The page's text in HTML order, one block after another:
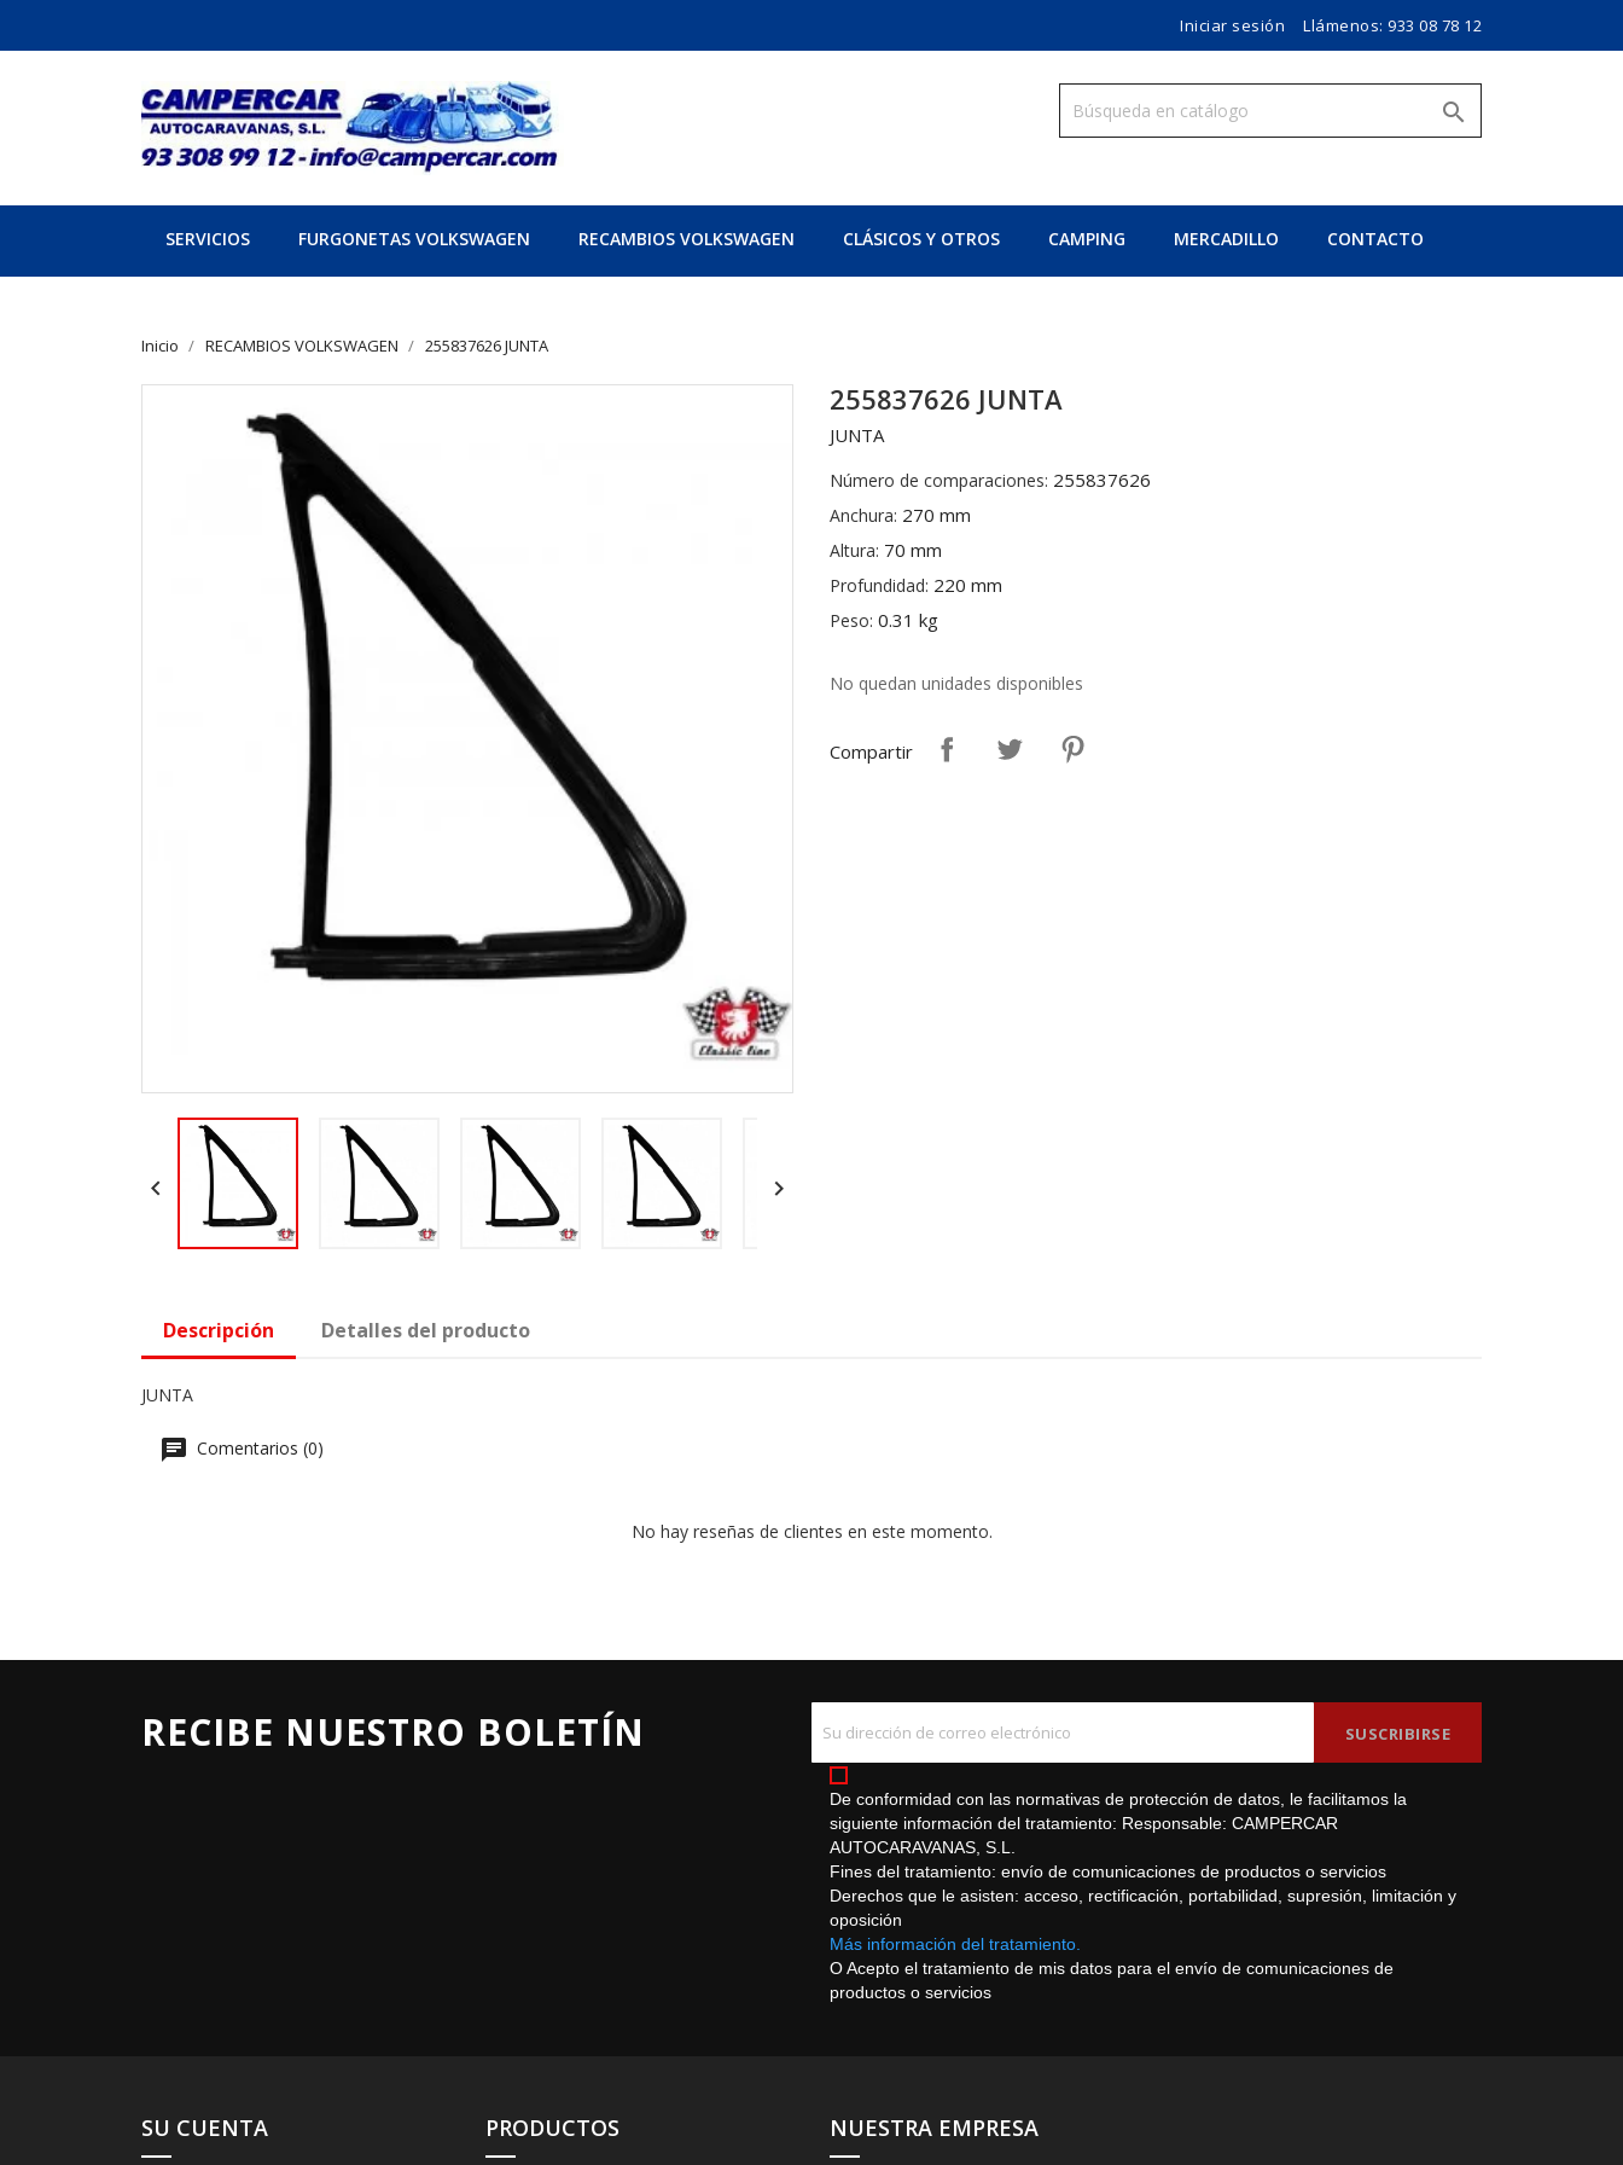
Iniciar sesión Llámenos: 933 08 78 12

SERVICIOS FURGONETAS VOLKSWAGEN RECAMBIOS VOLKSWAGEN CLÁSICOS Y OTROS CAMPING MERCADILLO CONTACTO
Inicio RECAMBIOS VOLKSWAGEN 255837626 JUNTA
 
255837626 JUNTA
JUNTA
Número de comparaciones: 255837626
Anchura: 270 mm
Altura: 70 mm
Profundidad: 220 mm
Peso: 0.31 kg
No quedan unidades disponibles
Compartir
Descripción Detalles del producto
JUNTA
Comentarios (0)
No hay reseñas de clientes en este momento.
RECIBE NUESTRO BOLETÍN
De conformidad con las normativas de protección de datos, le facilitamos la
siguiente información del tratamiento: Responsable: CAMPERCAR
AUTOCARAVANAS, S.L.
Fines del tratamiento: envío de comunicaciones de productos o servicios
Derechos que le asisten: acceso, rectificación, portabilidad, supresión, limitación y
oposición
Más información del tratamiento.
O Acepto el tratamiento de mis datos para el envío de comunicaciones de
productos o servicios
SU CUENTA PRODUCTOS NUESTRA EMPRESA